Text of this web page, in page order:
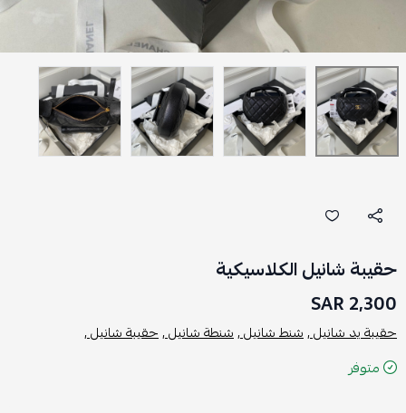
حقيبة شانيل الكلاسيكية
2,300 SAR
حقيبة يد شانيل ,شنط شانيل ,شنطة شانيل ,حقيبة شانيل ,
متوفر